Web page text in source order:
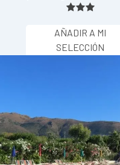
AÑADIR A MI
SELECCIÓN